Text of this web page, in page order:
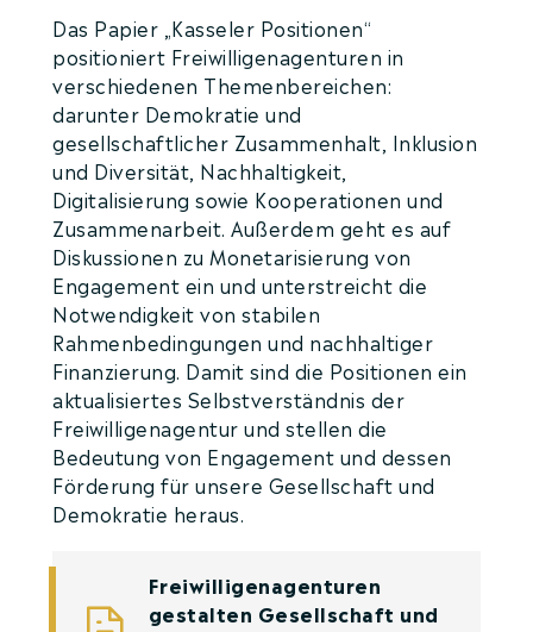
Das Papier „Kasseler Positionen“
positioniert Freiwilligenagenturen in
verschiedenen Themenbereichen:
darunter Demokratie und
gesellschaftlicher Zusammenhalt, Inklusion
und Diversität, Nachhaltigkeit,
Digitalisierung sowie Kooperationen und
Zusammenarbeit. Außerdem geht es auf
Diskussionen zu Monetarisierung von
Engagement ein und unterstreicht die
Notwendigkeit von stabilen
Rahmenbedingungen und nachhaltiger
Finanzierung. Damit sind die Positionen ein
aktualisiertes Selbstverständnis der
Freiwilligenagentur und stellen die
Bedeutung von Engagement und dessen
Förderung für unsere Gesellschaft und
Demokratie heraus.
Freiwilligenagenturen
gestalten Gesellschaft und